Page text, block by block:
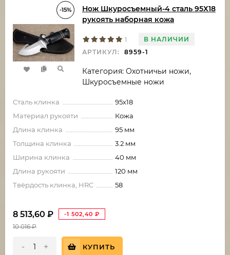
-15%
Нож Шкуросъемный-4 сталь 95Х18
рукоять наборная кожа
1
В НАЛИЧИИ
АРТИКУЛ:
8959-1
Категория: Охотничьи ножи,
Шкуросъемные ножи
Сталь клинка
95х18
Материал рукояти
Кожа
Длина клинка
95 мм
Толщина клинка
3.2 мм
Ширина клинка
40 мм
Длина рукояти
120 мм
Твёрдость клинка, HRC
58
8 513,60 ₽ -1 502,40 ₽
10 016₽
- + КУПИТЬ